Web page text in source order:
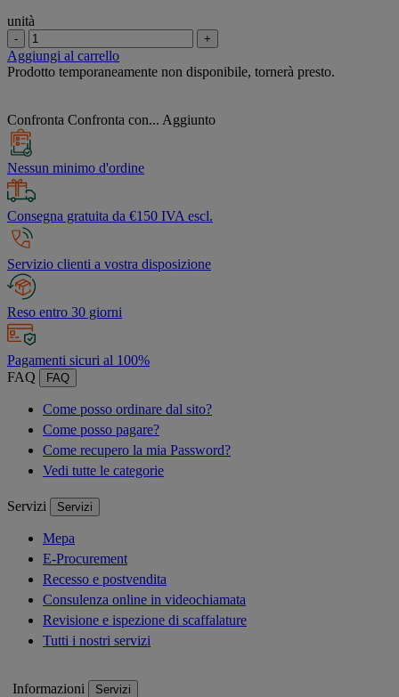
unità
- +
Aggiungi al carrello
Prodotto temporaneamente non disponibile, tornerà presto.
Confronta Confronta con... Aggiunto
Nessun minimo d'ordine
Consegna gratuita da €150 IVA escl.
Servizio clienti a vostra disposizione
Reso entro 30 giorni
Pagamenti sicuri al 100%
FAQ
FAQ
Come posso ordinare dal sito?
Come posso pagare?
Come recupero la mia Password?
Vedi tutte le categorie
Servizi Servizi
Mepa
E-Procurement
Recesso e postvendita
Consulenza online in videochiamata
Revisione e ispezione di scaffalature
Tutti i nostri servizi
Informazioni Servizi